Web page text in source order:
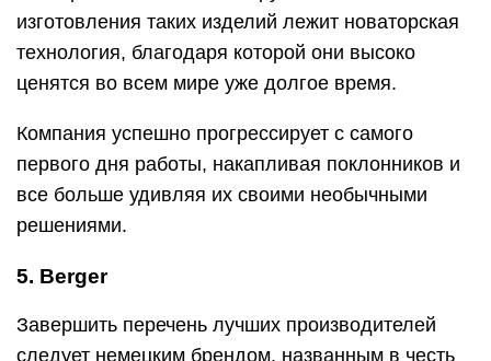
изготовления таких изделий лежит новаторская
технология, благодаря которой они высоко
ценятся во всем мире уже долгое время.
Компания успешно прогрессирует с самого
первого дня работы, накапливая поклонников и
все больше удивляя их своими необычными
решениями.
5. Berger
Завершить перечень лучших производителей
следует немецким брендом, названным в честь